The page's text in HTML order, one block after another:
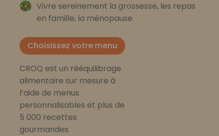
Vivre sereinement la grossesse, les repas
en famille, la ménopause
Choisissez votre menu
CROQ est un rééquilibrage
alimentaire sur mesure à
l’aide de menus
personnalisables et plus de
5 000 recettes
gourmandes